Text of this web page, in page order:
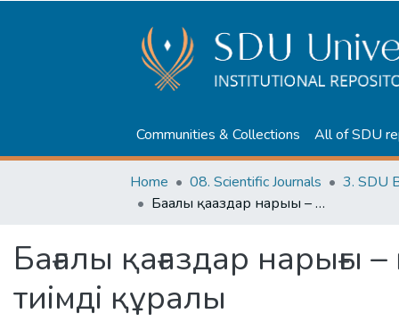
Communities & Collections All of SDU
Home 08. Scientific Journals
3. SDU
Бағалы қағаздар нарығы – қаржыны орналастырудың тиімді құралы
Бағалы қағаздар
тиімді құралы